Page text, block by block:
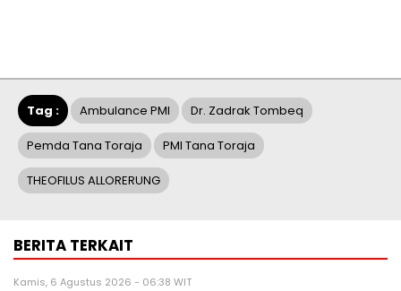
Tag : Ambulance PMI Dr. Zadrak Tombeq
Pemda Tana Toraja PMI Tana Toraja
THEOFILUS ALLORERUNG
BERITA TERKAIT
Kamis, 6 Agustus 2026 - 06:38 WIT